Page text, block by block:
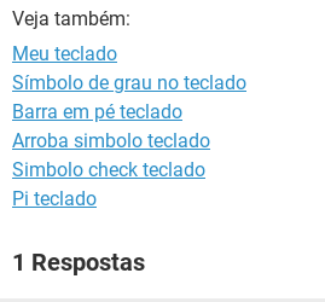
Veja também:
Meu teclado
Símbolo de grau no teclado
Barra em pé teclado
Arroba simbolo teclado
Simbolo check teclado
Pi teclado
1 Respostas